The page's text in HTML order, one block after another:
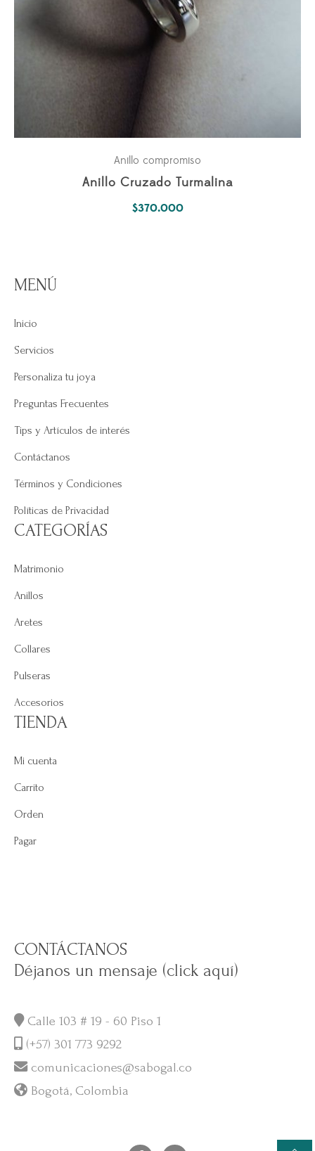
Anillo compromiso
Anillo Cruzado Turmalina
$370.000
MENÚ
Inicio
Servicios
Personaliza tu joya
Preguntas Frecuentes
Tips y Artículos de interés
Contáctanos
Términos y Condiciones
Políticas de Privacidad
CATEGORÍAS
Matrimonio
Anillos
Aretes
Collares
Pulseras
Accesorios
TIENDA
Mi cuenta
Carrito
Orden
Pagar
CONTÁCTANOS
Déjanos un mensaje (click aquí)
Calle 103 # 19 - 60 Piso 1
(+57) 301 773 9292
comunicaciones@sabogal.co
Bogotá, Colombia